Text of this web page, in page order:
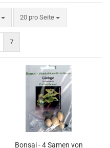
20 pro Seite
pro Seite
7
Bonsai - 4 Samen von